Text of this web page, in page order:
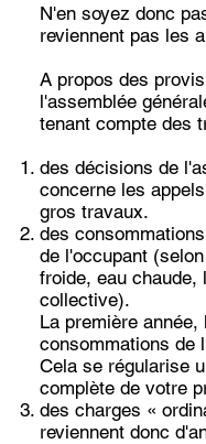
N'en soyez donc
reviennent pas les
A propos des
l'assemblée
tenant compte des
des décisions de
concerne les
gros travaux.
des
de l'occupant
froide, eau chaude,
collective).
La première
consommations de
Cela se régularise
complète de votre
des charges «
reviennent donc